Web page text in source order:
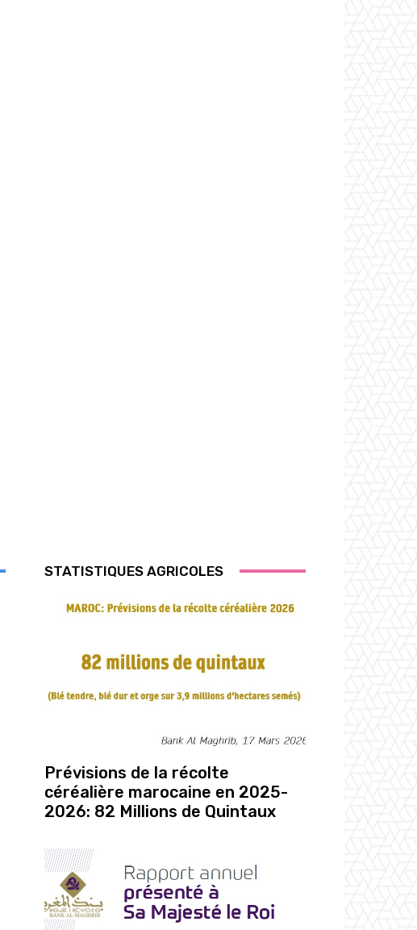
STATISTIQUES AGRICOLES
Prévisions de la récolte
céréalière marocaine en 2025-
2026: 82 Millions de Quintaux